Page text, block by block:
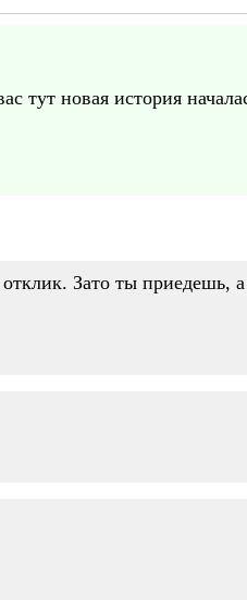
тут новая история
Зато ты приедешь, а